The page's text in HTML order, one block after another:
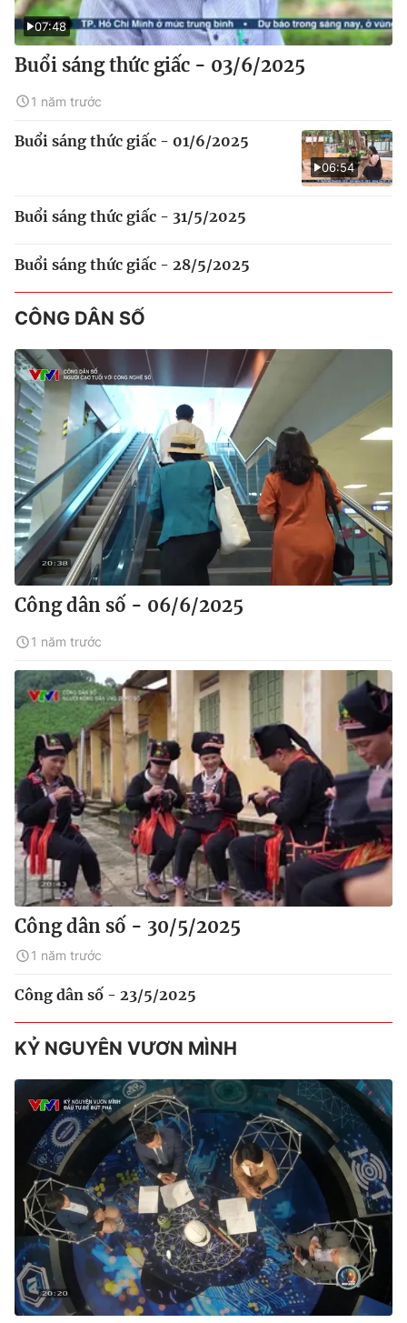
07:48
Buổi sáng thức giấc - 03/6/2025
1 năm trước
06:54
Buổi sáng thức giấc - 01/6/2025
Buổi sáng thức giấc - 31/5/2025
Buổi sáng thức giấc - 28/5/2025
CÔNG DÂN SỐ
Công dân số - 06/6/2025
1 năm trước
Công dân số - 30/5/2025
1 năm trước
Công dân số - 23/5/2025
KỶ NGUYÊN VƯƠN MÌNH